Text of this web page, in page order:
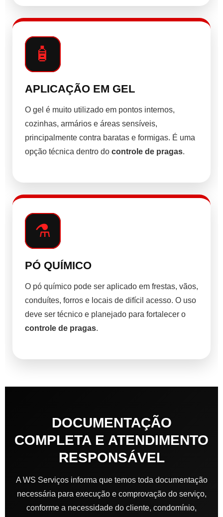
🧴
APLICAÇÃO EM GEL
O gel é muito utilizado em pontos internos,
cozinhas, armários e áreas sensíveis,
principalmente contra baratas e formigas. É uma
opção técnica dentro do controle de pragas.
⚗️
PÓ QUÍMICO
O pó químico pode ser aplicado em frestas, vãos,
conduítes, forros e locais de difícil acesso. O uso
deve ser técnico e planejado para fortalecer o
controle de pragas.
DOCUMENTAÇÃO
COMPLETA E ATENDIMENTO
RESPONSÁVEL
A WS Serviços informa que temos toda documentação
necessária para execução e comprovação do serviço,
conforme a necessidade do cliente, condomínio,